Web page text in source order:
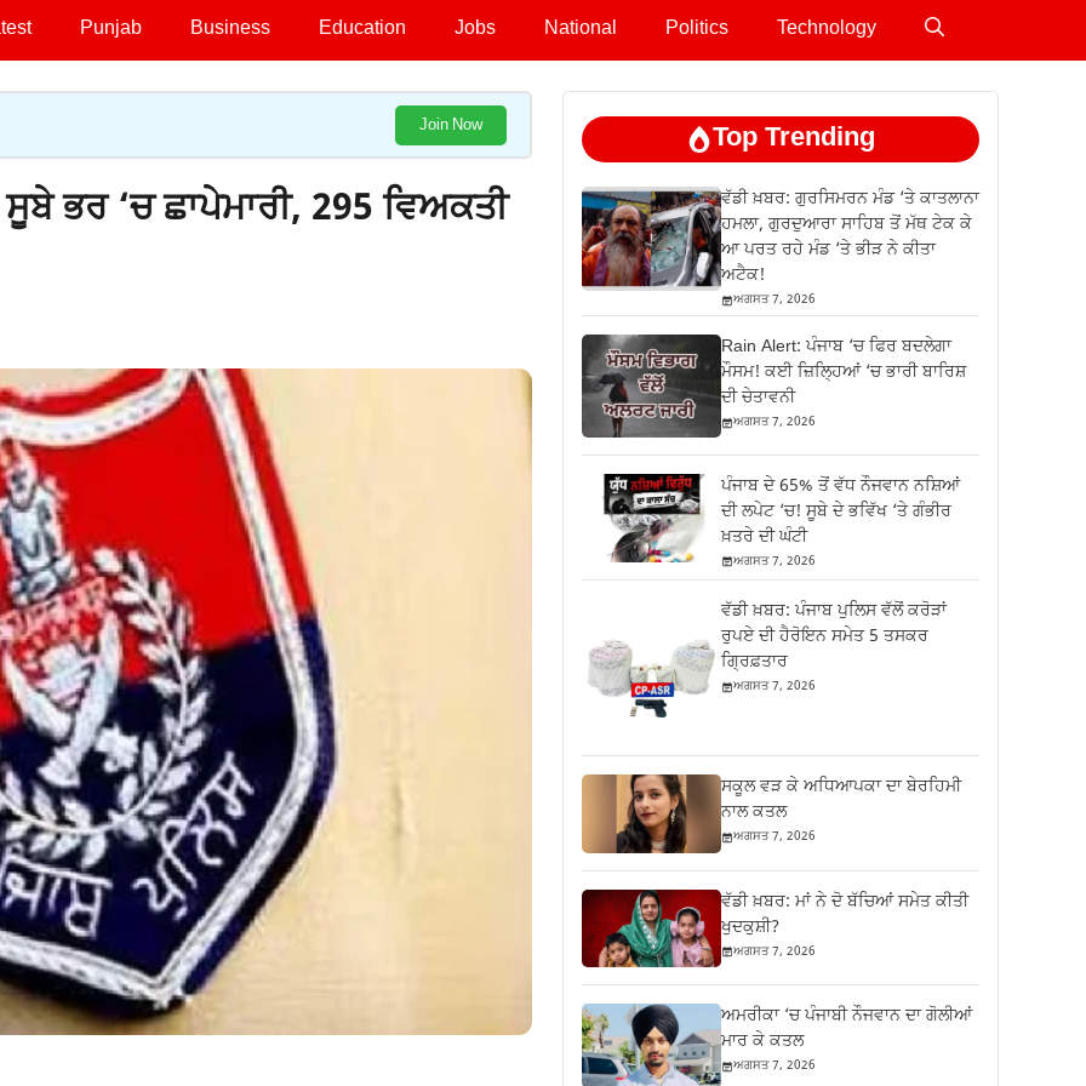
Punjab Business Education Jobs National Politics Technology
Join Now
ਭਰ ‘ਚ ਛਾਪੇਮਾਰੀ, 295 ਵਿਅਕਤੀ
Top Trending
ਵੱਡੀ ਖ਼ਬਰ: ਗੁਰਸਿਮਰਨ ਮੰਡ ‘ਤੇ ਕਾਤਲਾਨਾ
ਹਮਲਾ, ਗੁਰਦੁਆਰਾ ਸਾਹਿਬ ਤੋਂ ਮੱਥ ਟੇਕ ਕੇ
ਆ ਪਰਤ ਰਹੇ ਮੰਡ ‘ਤੇ ਭੀੜ ਨੇ ਕੀਤਾ
ਅਟੈਕ!
ਅਗਸਤ 7, 2026
Rain Alert: ਪੰਜਾਬ ‘ਚ ਫਿਰ ਬਦਲੇਗਾ
ਮੌਸਮ! ਕਈ ਜ਼ਿਲ੍ਹਿਆਂ ‘ਚ ਭਾਰੀ ਬਾਰਿਸ਼
ਦੀ ਚੇਤਾਵਨੀ
ਅਗਸਤ 7, 2026
ਪੰਜਾਬ ਦੇ 65% ਤੋਂ ਵੱਧ ਨੌਜਵਾਨ ਨਸ਼ਿਆਂ
ਦੀ ਲਪੇਟ ‘ਚ! ਸੂਬੇ ਦੇ ਭਵਿੱਖ ‘ਤੇ ਗੰਭੀਰ
ਖ਼ਤਰੇ ਦੀ ਘੰਟੀ
ਅਗਸਤ 7, 2026
ਵੱਡੀ ਖ਼ਬਰ: ਪੰਜਾਬ ਪੁਲਿਸ ਵੱਲੋਂ ਕਰੋੜਾਂ
ਰੁਪਏ ਦੀ ਹੈਰੋਇਨ ਸਮੇਤ 5 ਤਸਕਰ
ਗ੍ਰਿਫ਼ਤਾਰ
ਅਗਸਤ 7, 2026
ਸਕੂਲ ਵੜ ਕੇ ਅਧਿਆਪਕਾ ਦਾ ਬੇਰਹਿਮੀ
ਨਾਲ ਕਤਲ
ਅਗਸਤ 7, 2026
ਵੱਡੀ ਖ਼ਬਰ: ਮਾਂ ਨੇ ਦੋ ਬੱਚਿਆਂ ਸਮੇਤ ਕੀਤੀ
ਖੁਦਕੁਸ਼ੀ?
ਅਗਸਤ 7, 2026
ਅਮਰੀਕਾ ‘ਚ ਪੰਜਾਬੀ ਨੌਜਵਾਨ ਦਾ ਗੋਲੀਆਂ
ਮਾਰ ਕੇ ਕਤਲ
ਅਗਸਤ 7, 2026